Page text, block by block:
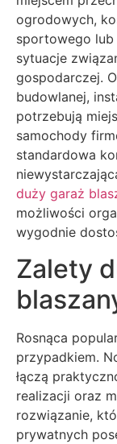
ogrodowych,
sportowego
sytuacje
gospodarczej.
budowlanej,
potrzebują
samochody
standardowa
duży garaż
możliwości
wygodnie
Zalety
Rosnąca
przypadkiem.
łączą
realizacji oraz
rozwiązanie,
prywatnych